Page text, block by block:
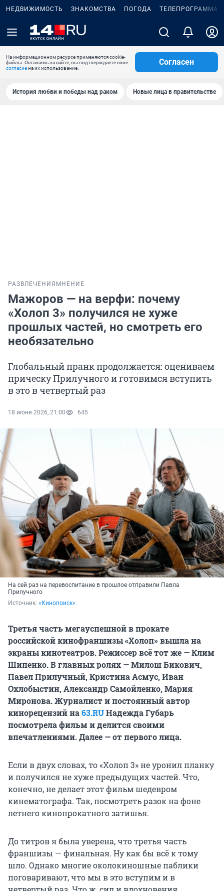
НЕДВИЖИМОСТЬ ЗНАКОМСТВА ПОГОДА ТЕЛЕПРОГРАММА
На информационном ресурсе применяются cookie-
файлы. Оставаясь на сайте, вы подтверждаете свое
согласиена их использование.
Согласен
История любви и победы над раком Новые лица в правительстве
РАЗВЛЕЧЕНИЯ МНЕНИЕ
Мажоров — на верфи: почему
«Холоп 3» получился не хуже
прошлых частей, но смотреть его
необязательно
Глобальный пранк продолжается: оцениваем
прическу Прилучного и готовимся вступить
в это в четвертый раз
18 июня 2026, 21:00 645
На сей раз на перевоспитание в прошлое отправили Павла
Прилучного
Источник: «Кинопоиск»
Третья часть мегауспешной в прокате
российской кинофраншизы «Холоп» вышла на
экраны кинотеатров. Режиссер всё тот же — Клим
Шипенко. В главных ролях — Милош Бикович,
Павел Прилучный, Кристина Асмус, Иван
Охлобыстин, Александр Самойленко, Мария
Миронова. Журналист и постоянный автор
кинорецензий на63.RUНадежда Губарь
посмотрела фильм и делится своими
впечатлениями. Далее — от первого лица.
Если в двух словах, то «Холоп 3» не уронил планку
и получился не хуже предыдущих частей. Что,
конечно, не делает этот фильм шедевром
кинематографа. Так, посмотреть разок на фоне
летнего кинопрокатного затишья.
До титров я была уверена, что третья часть
франшизы — финальная. Ну как бы всё к тому
шло. Однако многие околокиношные паблики
поговаривают, что мы в это вступим и в